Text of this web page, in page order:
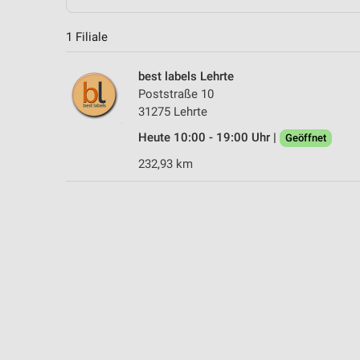
1 Filiale
best labels Lehrte
Poststraße 10
31275 Lehrte
Heute 10:00 - 19:00 Uhr |
Geöffnet
232,93 km